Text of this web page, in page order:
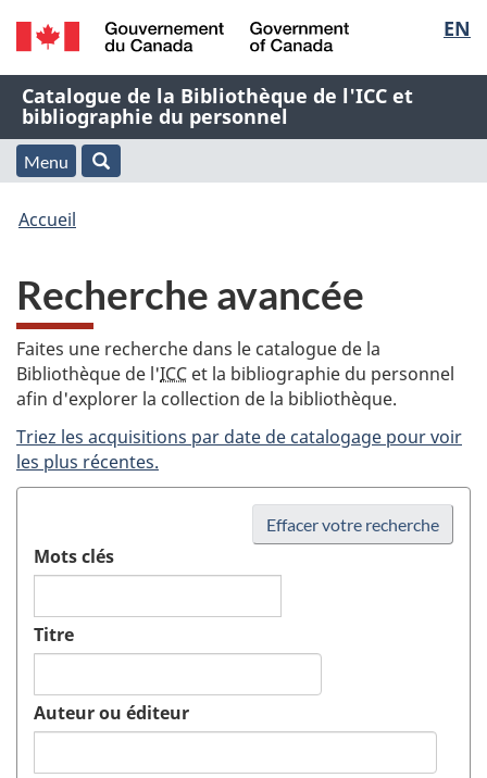
Passer
au
contenu
principal
Passer
à
« À
propos
de
application
Passer
à
la
version
HTML
de
la
EN
/
Government
of
Canada
Nom
de
l'application
Web
Catalogue de la Bibliothèque de l'ICC et
bibliographie du personnel
Menu
et
Menu
Vous
ici
Accueil
Recherche avancée
Faites une recherche dans le catalogue de la
Bibliothèque de l'ICC et la bibliographie du personnel
afin d'explorer la collection de la bibliothèque.
Triez les acquisitions par date de catalogage pour voir
les plus récentes.
Effacer votre recherche
Mots clés
Titre
Auteur ou éditeur